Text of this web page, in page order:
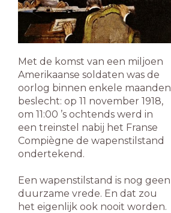
Met de komst van een miljoen
Amerikaanse soldaten was de
oorlog binnen enkele maanden
beslecht: op 11 november 1918,
om 11:00 ’s ochtends werd in
een treinstel nabij het Franse
Compiègne de wapenstilstand
ondertekend.
Een wapenstilstand is nog geen
duurzame vrede. En dat zou
het eigenlijk ook nooit worden.